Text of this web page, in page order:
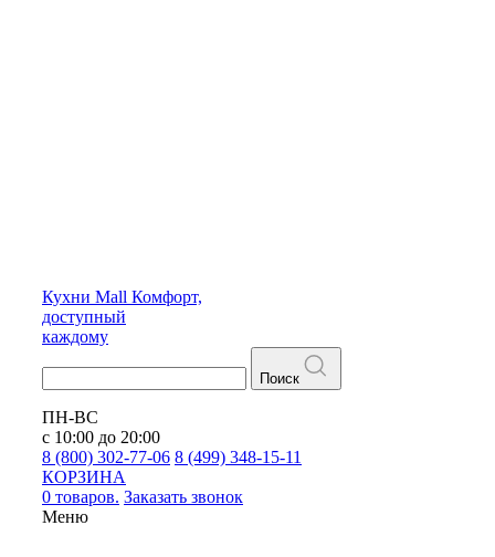
Кухни Mall Комфорт,
доступный
каждому
Поиск
ПН-ВС
с 10:00 до 20:00
8 (800) 302-77-06 8 (499) 348-15-11
КОРЗИНА
0 товаров. Заказать звонок
Меню